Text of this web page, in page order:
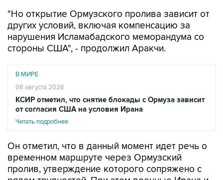
"Но открытие Ормузского пролива зависит от
других условий, включая компенсацию за
нарушения Исламабадского меморандума со
стороны США", - продолжил Аракчи.
В МИРЕ
08 августа 2026
КСИР отметил, что снятие блокады с Ормуза зависит
от согласия США на условия Ирана
Читать подробнее
Он отметил, что в данный момент идет речь о
временном маршруте через Ормузский
пролив, утверждение которого сопряжено с